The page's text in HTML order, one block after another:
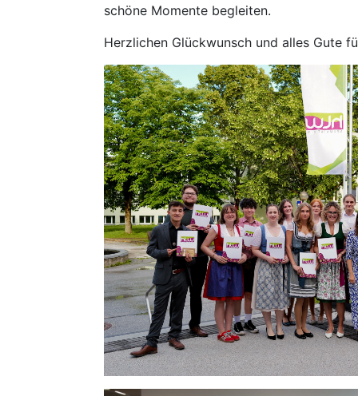
schöne Momente begleiten.
Herzlichen Glückwunsch und alles Gute